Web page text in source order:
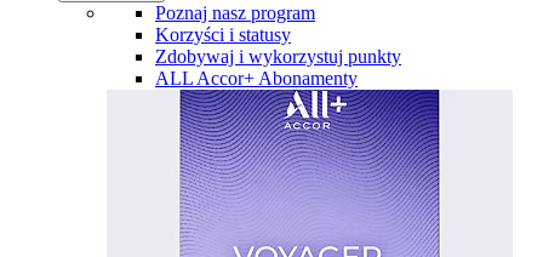
Poznaj nasz program
Korzyści i statusy
Zdobywaj i wykorzystuj punkty
ALL Accor+ Abonamenty